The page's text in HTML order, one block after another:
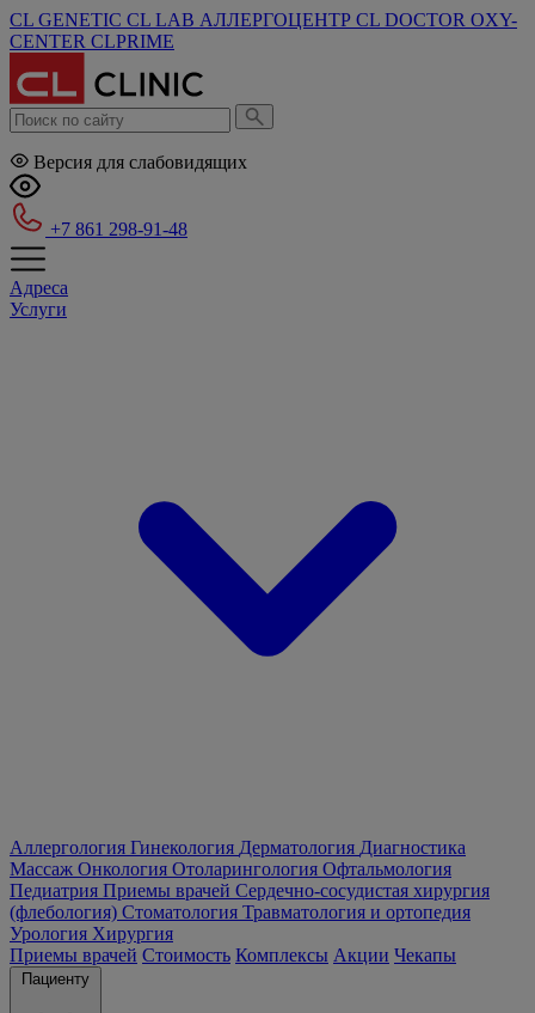
CL GENETIC CL LAB АЛЛЕРГОЦЕНТР CL DOCTOR OXY-
CENTER CLPRIME
Версия для слабовидящих
+7 861 298-91-48
Адреса
Услуги
Аллергология Гинекология Дерматология Диагностика
Массаж Онкология Отоларингология Офтальмология
Педиатрия Приемы врачей Сердечно-сосудистая хирургия
(флебология) Стоматология Травматология и ортопедия
Урология Хирургия
Приемы врачей Стоимость Комплексы Акции Чекапы
Пациенту